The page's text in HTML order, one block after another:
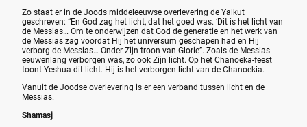
Zo staat er in de Joods middeleeuwse overlevering de Yalkut
geschreven: “En God zag het licht, dat het goed was. ‘Dit is het licht van
de Messias… Om te onderwijzen dat God de generatie en het werk van
de Messias zag voordat Hij het universum geschapen had en Hij
verborg de Messias… Onder Zijn troon van Glorie”. Zoals de Messias
eeuwenlang verborgen was, zo ook Zijn licht. Op het Chanoeka-feest
toont Yeshua dit licht. Hij is het verborgen licht van de Chanoekia.
Vanuit de Joodse overlevering is er een verband tussen licht en de
Messias.
Shamasj